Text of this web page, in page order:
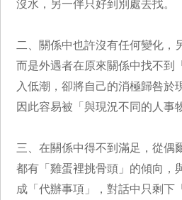
沒水，另一伴只好到別處去找。
二、關係中也許沒有任何變化，
而是外遇者在原來關係中找不到
入低潮，卻將自己的消極歸咎於
因此容易被「與現況不同的人事
三、在關係中得不到滿足，從偶
都有「雞蛋裡挑骨頭」的傾向，
成「代辦事項」，對話中只剩下